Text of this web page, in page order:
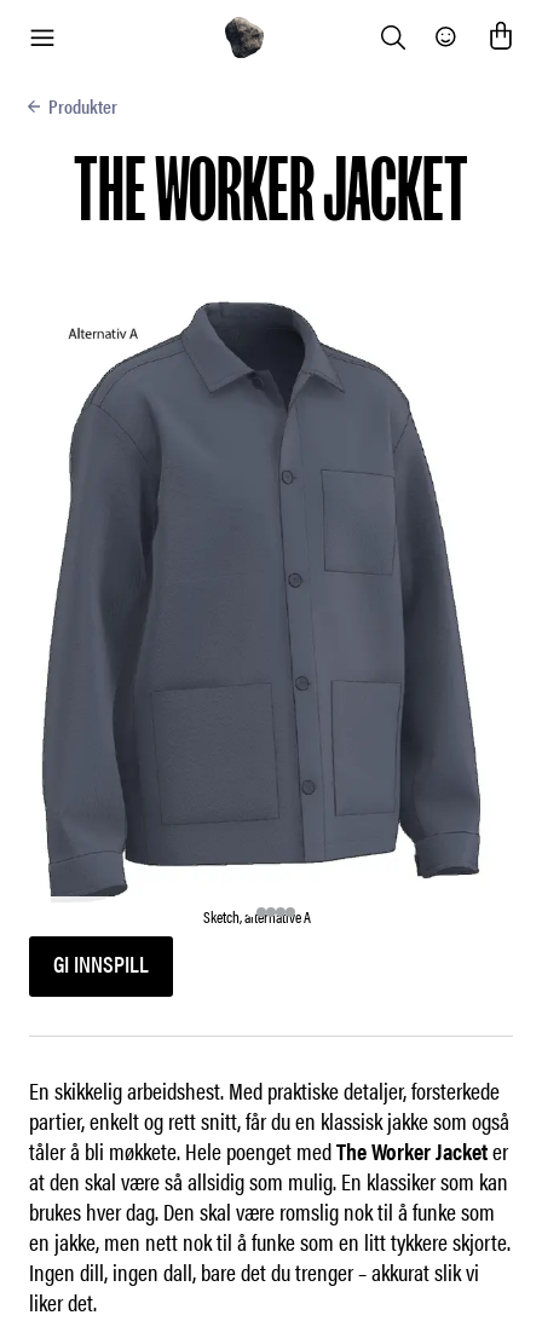
Search Community
Produkter
THE WORKER JACKET
Sketch, alternative A
GI INNSPILL
En skikkelig arbeidshest. Med praktiske detaljer, forsterkede
partier, enkelt og rett snitt, får du en klassisk jakke som også
tåler å bli møkkete. Hele poenget medThe Worker Jacketer
at den skal være så allsidig som mulig. En klassiker som kan
brukes hver dag. Den skal være romslig nok til å funke som
en jakke, men nett nok til å funke som en litt tykkere skjorte.
Ingen dill, ingen dall, bare det du trenger – akkurat slik vi
liker det.